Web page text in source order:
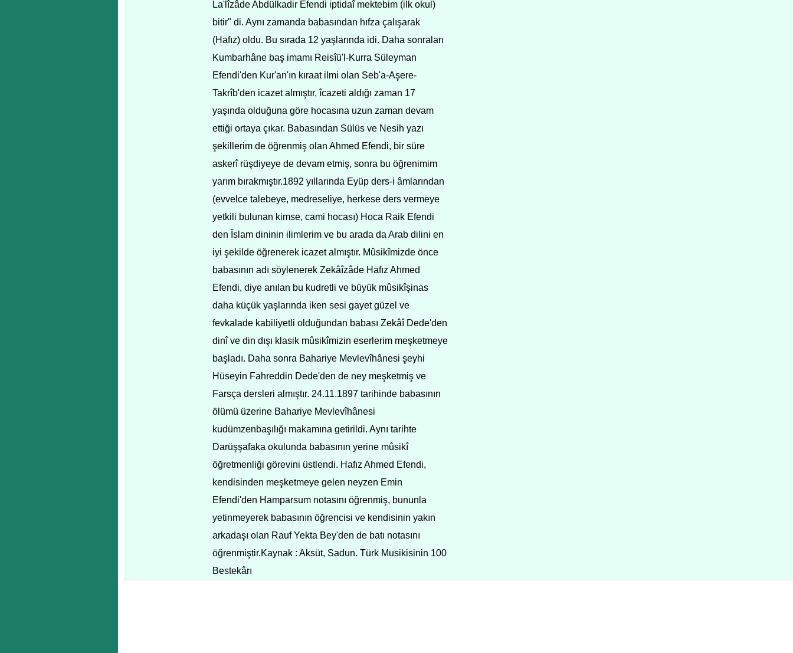
La'lîzâde Abdülkadir Efendi iptidaî mektebim (ilk okul)
bitir" di. Aynı zamanda babasından hıfza çalışarak
(Hafız) oldu. Bu sırada 12 yaşlarında idi. Daha sonraları
Kumbarhâne baş imamı Reisîü'l-Kurra Süleyman
Efendi'den Kur'an'ın kıraat ilmi olan Seb'a-Aşere-
Takrîb'den icazet almıştır, îcazeti aldığı zaman 17
yaşında olduğuna göre hocasına uzun zaman devam
ettiği ortaya çıkar. Babasından Sülüs ve Nesih yazı
şekillerim de öğrenmiş olan Ahmed Efendi, bir süre
askerî rüşdiyeye de devam etmiş, sonra bu öğrenimim
yarım bırakmıştır.1892 yıllarında Eyüp ders-i âmlarından
(evvelce talebeye, medreseliye, herkese ders vermeye
yetkili bulunan kimse, cami hocası) Hoca Raik Efendi
den Îslam dininin ilimlerim ve bu arada da Arab dilini en
iyi şekilde öğrenerek icazet almıştır. Mûsikîmizde önce
babasının adı söylenerek Zekâîzâde Hafız Ahmed
Efendi, diye anılan bu kudretli ve büyük mûsikîşinas
daha küçük yaşlarında iken sesi gayet güzel ve
fevkalade kabiliyetli olduğundan babası Zekâî Dede'den
dinî ve din dışı klasik mûsikîmizin eserlerim meşketmeye
başladı. Daha sonra Bahariye Mevlevîhânesi şeyhi
Hüseyin Fahreddin Dede'den de ney meşketmiş ve
Farsça dersleri almıştır. 24.11.1897 tarihinde babasının
ölümü üzerine Bahariye Mevlevîhânesi
kudümzenbaşılığı makamına getirildi. Aynı tarihte
Darüşşafaka okulunda babasının yerine mûsikî
öğretmenliği görevini üstlendi. Hafız Ahmed Efendi,
kendisinden meşketmeye gelen neyzen Emin
Efendi'den Hamparsum notasını öğrenmiş, bununla
yetinmeyerek babasının öğrencisi ve kendisinin yakın
arkadaşı olan Rauf Yekta Bey'den de batı notasını
öğrenmiştir.Kaynak : Aksüt, Sadun. Türk Musikisinin 100
Bestekârı